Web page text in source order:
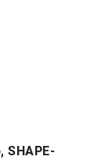
SHAPE-